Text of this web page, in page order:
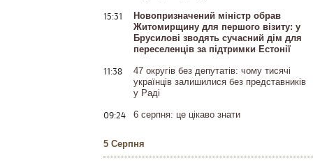
15:31
Новопризначений міністр обрав
Житомирщину для першого візиту: у
Брусилові зводять сучасний дім для
переселенців за підтримки Естонії
11:38
47 округів без депутатів: чому тисячі
українців залишилися без представників
у Раді
09:24 6 серпня: це цікаво знати
5 Серпня